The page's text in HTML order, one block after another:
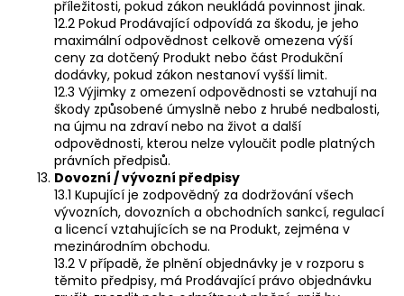
příležitosti, pokud zákon neukládá povinnost jinak.
12.2 Pokud Prodávající odpovídá za škodu, je jeho
maximální odpovědnost celkově omezena výší
ceny za dotčený Produkt nebo část Produkční
dodávky, pokud zákon nestanoví vyšší limit.
12.3 Výjimky z omezení odpovědnosti se vztahují na
škody způsobené úmyslně nebo z hrubé nedbalosti,
na újmu na zdraví nebo na život a další
odpovědnosti, kterou nelze vyloučit podle platných
právních předpisů.
Dovozní / vývozní předpisy
13.1 Kupující je zodpovědný za dodržování všech
vývozních, dovozních a obchodních sankcí, regulací
a licencí vztahujících se na Produkt, zejména v
mezinárodním obchodu.
13.2 V případě, že plnění objednávky je v rozporu s
těmito předpisy, má Prodávající právo objednávku